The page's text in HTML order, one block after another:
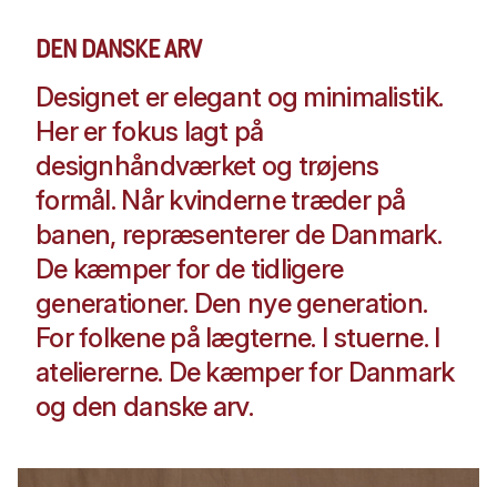
DEN DANSKE ARV
Designet er elegant og minimalistik.
Her er fokus lagt på
designhåndværket og trøjens
formål. Når kvinderne træder på
banen, repræsenterer de Danmark.
De kæmper for de tidligere
generationer. Den nye generation.
For folkene på lægterne. I stuerne. I
ateliererne. De kæmper for Danmark
og den danske arv.